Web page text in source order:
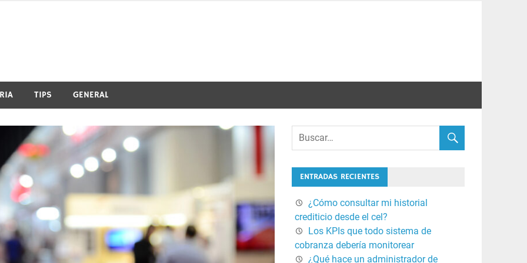
TIPS GENERAL
ENTRADAS RECIENTES
¿Cómo consultar mi historial
crediticio desde el cel?
Los KPIs que todo sistema de
cobranza debería monitorear
¿Qué hace un administrador de